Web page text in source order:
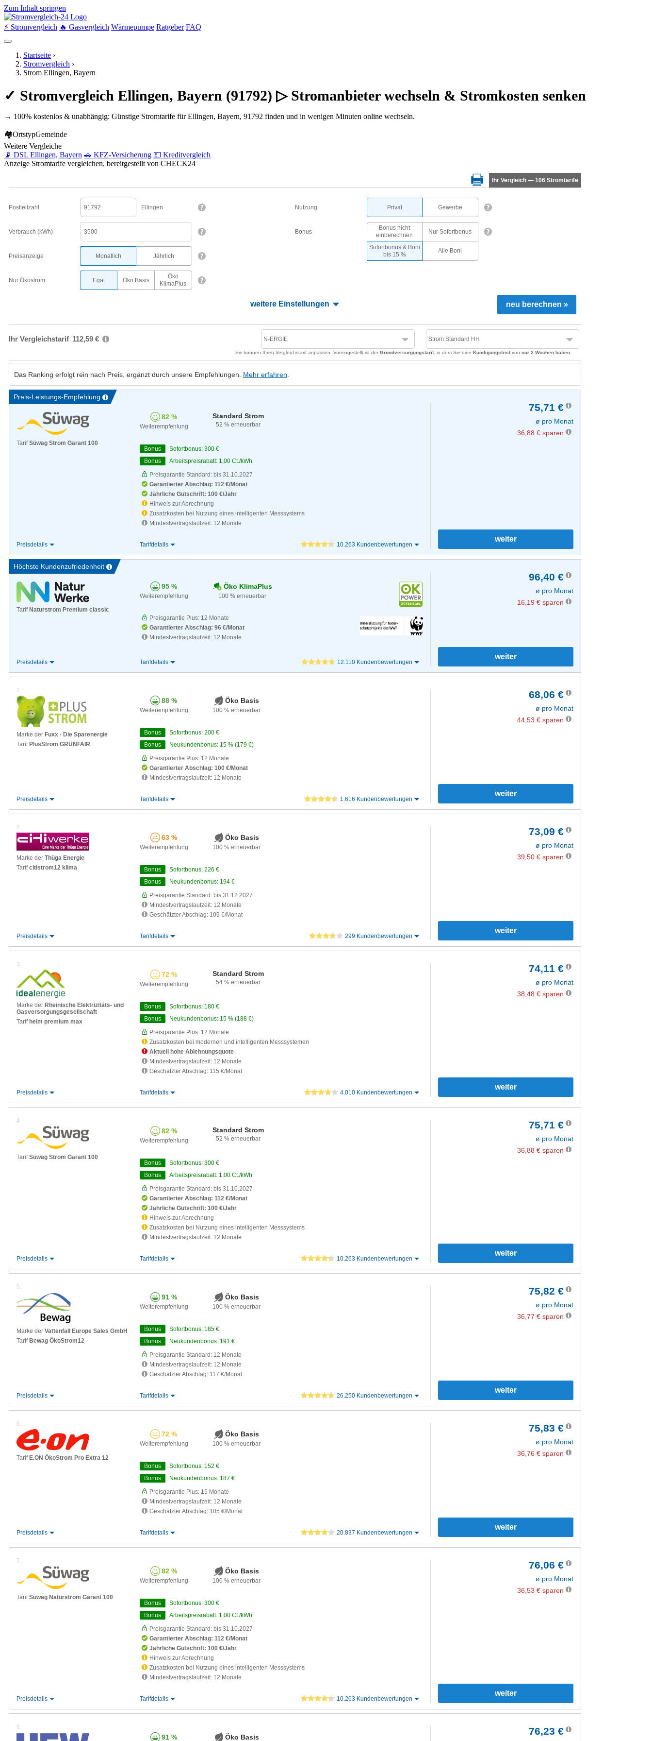
Zum Inhalt springen
⚡ Stromvergleich 🔥 Gasvergleich Wärmepumpe Ratgeber FAQ
Startseite ›
Stromvergleich ›
Strom Ellingen, Bayern
✓ Stromvergleich Ellingen, Bayern (91792) ▷ Stromanbieter wechseln & Stromkosten senken
→ 100% kostenlos & unabhängig: Günstige Stromtarife für Ellingen, Bayern, 91792 finden und in wenigen Minuten online wechseln.
🏘OrtstypGemeinde
Weitere Vergleiche
📡 DSL Ellingen, Bayern 🚗 KFZ-Versicherung 💵 Kreditvergleich
Anzeige Stromtarife vergleichen, bereitgestellt von CHECK24